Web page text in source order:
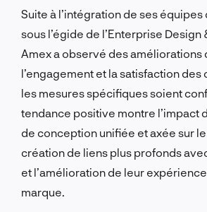
Suite à l’intégration de ses
sous l’égide de l’Enterprise Design
Amex a observé des améliorations
l’engagement et la satisfaction des
les mesures spécifiques soient
tendance positive montre l’impact
de conception unifiée et axée sur
création de liens plus profonds
et l’amélioration de leur
marque.